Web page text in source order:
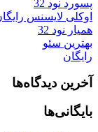
پسورد نود 32
اوکلی لایسنس رایگان
همیار نود 32
بهترین سئو
رایگان
آخرین دیدگاه‌ها
بایگانی‌ها